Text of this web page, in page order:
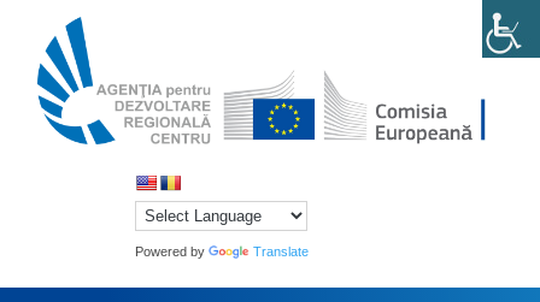
Powered by Translate